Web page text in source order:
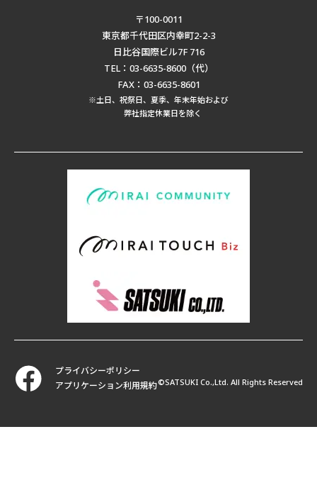
〒100-0011
東京都千代田区内幸町2-2-3
日比谷国際ビル7F 716
TEL：03-6635-8600（代）
FAX：03-6635-8601
※土日、祝祭日、夏季、年末年始および
弊社指定休業日を除く
プライバシーポリシー
アプリケーション利用規約©SATSUKI Co.,Ltd. All Rights Reserved